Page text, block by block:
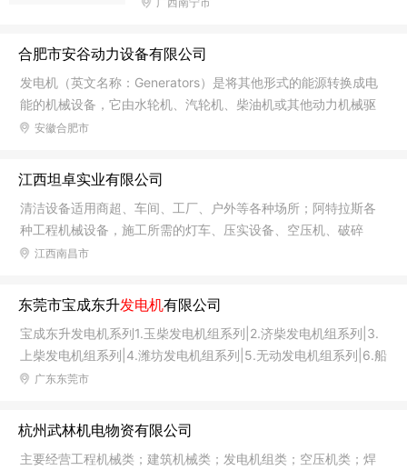
（3）按照使用条件分类：可分为陆用、船用、挂车式和汽车式
社会化中机电设备系统维护的积极参与者与
领先者。机电设备系统的维护管理；水泵、
阀门、发电机组、冷却塔、水处理设备、电
子产品及计算机软硬件、建筑材料（除危险
家具（除木制家具外）、电梯、机电设备
合肥市安谷动力设备有限公司
发电机（英文名称：Generators）是将其他形式的能源转换成电
能的机械设备，它由水轮机、汽轮机、柴油机或其他动力机械驱
动，将水流，气流，燃料燃烧或原子核裂变产生的能量转化为机
产、国防、科技及日常生活中有广泛的用途。发电机的形式很
多，但其工作原理都基于电磁感应定律和电磁力定律。因此，其
构造的一般原则是：用适当的导磁和导电材料构成互相进行电磁
感应的磁路和电路，以产生电磁功率，达到能量转换的目的。
安徽合肥市
江西坦卓实业有限公司
清洁设备适用商超、车间、工厂、户外等各种场所；阿特拉斯各
种工程机械设备，施工所需的灯车、压实设备、空压机、破碎
锤、发电机组等；吉尼高空作业平台各种型号总有您所需要的一
斯各种工程机械设备，施工所需的灯车、压实设备、空压机、破
碎锤、发电机组等；吉尼高空作业平台各种型号总有您所需要的
一款。
江西南昌市
东莞市宝成东升发电机有限公司
宝成东升发电机系列1.玉柴发电机组系列|2.济柴发电机组系列|3.
上柴发电机组系列|4.潍坊发电机组系列|5.无动发电机组系列|6.船
用发电机组系列|7.沃尔沃发电机组系列|8.康明斯发电机组系列|9.
太尔发电机组|12.中外合资全柴发电机组系列|13.韩国斗山大宇发
电机组系列|14.上海凯普柴油发电机组系列|15.中外合作锡柴动力
发电机组系列|迅达机电公司产品系列 (21)1.原装进口威尔信伯琼
广东东莞市
杭州武林机电物资有限公司
主要经营工程机械类；建筑机械类；发电机组类；空压机类；焊